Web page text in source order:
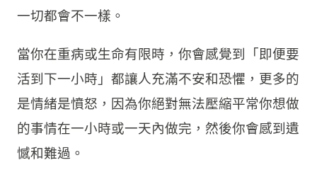
一切都會不一樣。
當你在重病或生命有限時，你會感覺到「即便要
活到下一小時」都讓人充滿不安和恐懼，更多的
是情緒是憤怒，因為你絕對無法壓縮平常你想做
的事情在一小時或一天內做完，然後你會感到遺
憾和難過。